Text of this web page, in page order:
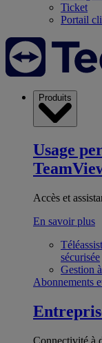
Ticket
Portail
Produits
Usage
Accès et
En savoir plus
sécurisée
Gestion
Abonnements
Connectivité à